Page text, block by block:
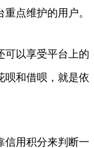
点维护的用户。
可以享受平台上的
呗和借呗，就是依
信用积分来判断一